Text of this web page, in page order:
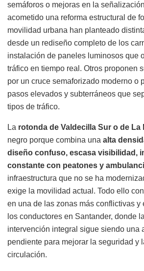
semáforos o mejoras en la
acometido una reforma estructural de
movilidad urbana han planteado
desde un rediseño completo de los
instalación de paneles luminosos que
tráfico en tiempo real. Otros proponen
por un cruce semaforizado moderno o
pasos elevados y subterráneos que
tipos de tráfico.
La rotonda de Valdecilla Sur o de La
negro porque combina una alta
diseño confuso, escasa visibilidad,
constante con peatones y
infraestructura que no se ha
exige la movilidad actual. Todo ello
en una de las zonas más conflictivas y
los conductores en Santander, donde
intervención integral sigue siendo una
pendiente para mejorar la seguridad y
circulación.